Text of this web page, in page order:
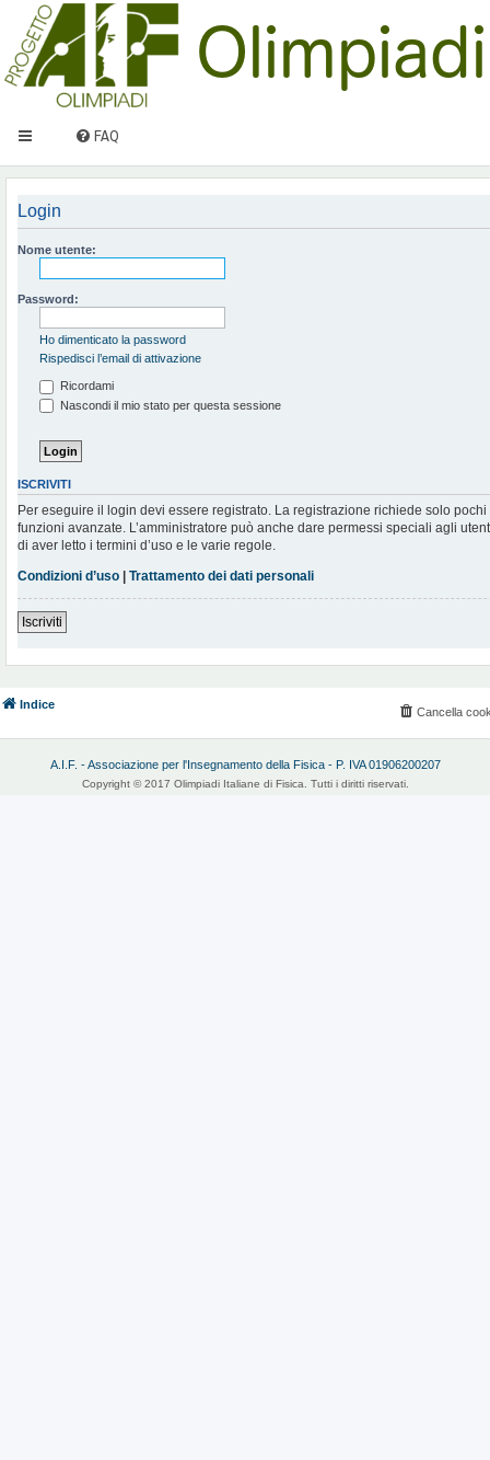
FAQ
Login
Nome utente:
Password:
Ho dimenticato la password
Rispedisci l’email di attivazione
Ricordami
Nascondi il mio stato per questa sessione
ISCRIVITI
Per eseguire il login devi essere registrato. La registrazione richiede solo
funzioni avanzate. L’amministratore può anche dare permessi speciali agli
di aver letto i termini d’uso e le varie regole.
Condizioni d’uso | Trattamento dei dati personali
Iscriviti
Indice
Cancella
A.I.F. - Associazione per l'Insegnamento della Fisica - P. IVA 01906200207
Copyright © 2017 Olimpiadi Italiane di Fisica. Tutti i diritti riservati.